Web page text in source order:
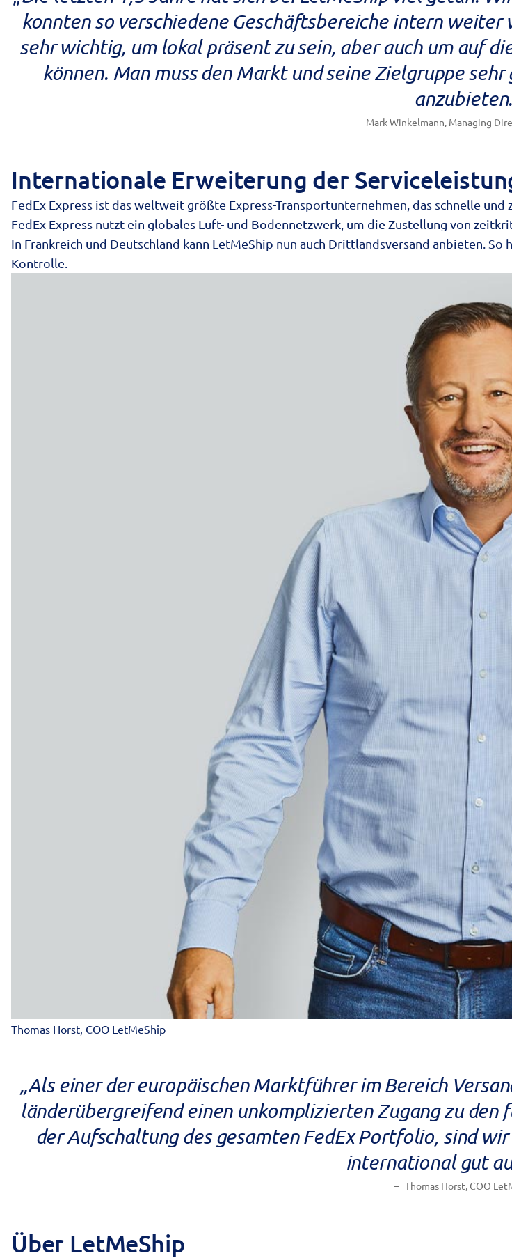
konnten so verschiedene Geschäftsbereiche intern
sehr wichtig, um lokal präsent zu sein, aber auch um auf
können. Man muss den Markt und seine Zielgruppe
Mark Winkelmann, Managing
Internationale Erweiterung der
FedEx Express ist das weltweit größte Express-Transportunternehmen, das schnelle
FedEx Express nutzt ein globales Luft- und Bodennetzwerk, um die Zustellung von
In Frankreich und Deutschland kann LetMeShip nun auch Drittlandsversand anbieten.
Kontrolle.
Thomas Horst, COO LetMeShip
„Als einer der europäischen Marktführer im Bereich
länderübergreifend einen unkomplizierten Zugang zu
der Aufschaltung des gesamten FedEx Portfolio, sind
international gut
Thomas Horst, COO
Über LetMeShip